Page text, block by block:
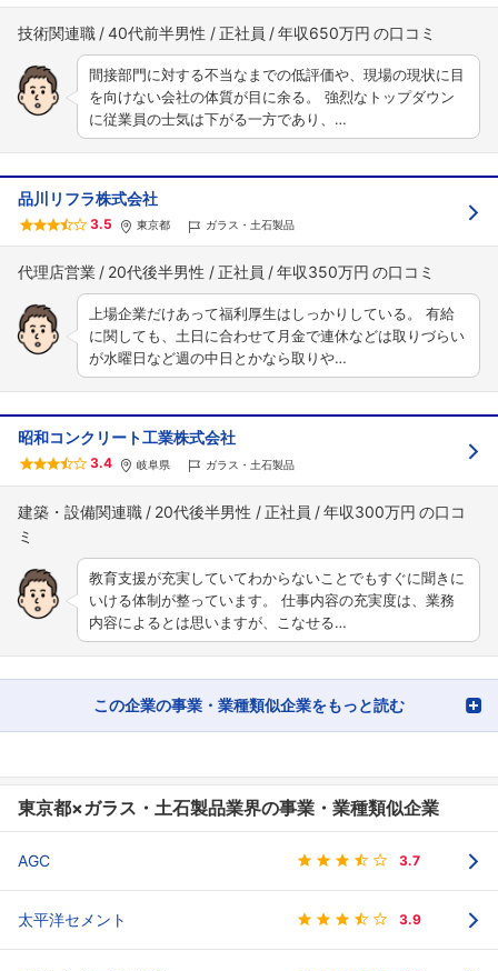
技術関連職 40代前半男性 正社員 年収650万円
間接部門に対する不当なまでの低評価や、現場の現状に目
を向けない会社の体質が目に余る。 強烈なトップダウン
に従業員の士気は下がる一方であり、…
品川リフラ株式会社
3.5 東京都 ガラス・土石製品
代理店営業 20代後半男性 正社員 年収350万円
上場企業だけあって福利厚生はしっかりしている。 有給
に関しても、土日に合わせて月金で連休などは取りづらい
が水曜日など週の中日とかなら取りや…
昭和コンクリート工業株式会社
3.4 岐阜県 ガラス・土石製品
建築・設備関連職 20代後半男性 正社員 年収300万円
教育支援が充実していてわからないことでもすぐに聞きに
いける体制が整っています。 仕事内容の充実度は、業務
内容によるとは思いますが、こなせる…
この企業の事業・業種類似企業をもっと読む
東京都×ガラス・土石製品業界の事業・業種類似企業
AGC 3.7
太平洋セメント 3.9